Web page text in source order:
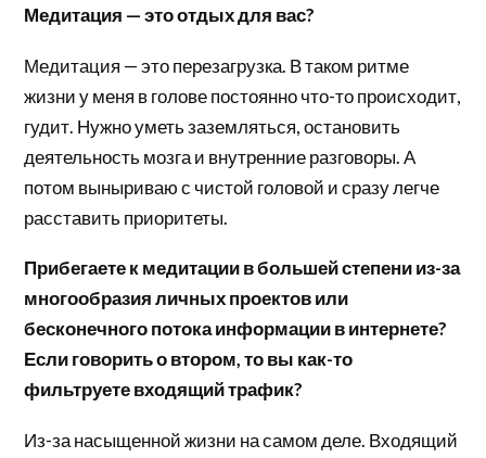
Медитация — это отдых для вас?
Медитация — это перезагрузка. В таком ритме
жизни у меня в голове постоянно что-то происходит,
гудит. Нужно уметь заземляться, остановить
деятельность мозга и внутренние разговоры. А
потом выныриваю с чистой головой и сразу легче
расставить приоритеты.
Прибегаете к медитации в большей степени из-за
многообразия личных проектов или
бесконечного потока информации в интернете?
Если говорить о втором, то вы как-то
фильтруете входящий трафик?
Из-за насыщенной жизни на самом деле. Входящий